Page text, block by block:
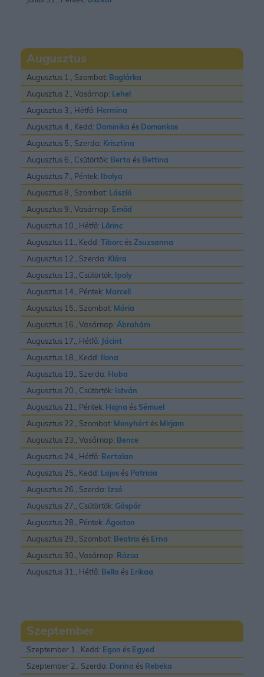
Augusztus
Augusztus 1., Szombat: Boglárka
Augusztus 2., Vasárnap: Lehel
Augusztus 3., Hétfő: Hermina
Augusztus 4., Kedd: Dominika és Domonkos
Augusztus 5., Szerda: Krisztina
Augusztus 6., Csütörtök: Berta és Bettina
Augusztus 7., Péntek: Ibolya
Augusztus 8., Szombat: László
Augusztus 9., Vasárnap: Emõd
Augusztus 10., Hétfő: Lõrinc
Augusztus 11., Kedd: Tiborc ésZsuzsanna
Augusztus 12., Szerda: Klára
Augusztus 13., Csütörtök: Ipoly
Augusztus 14., Péntek: Marcell
Augusztus 15., Szombat: Mária
Augusztus 16., Vasárnap: Ábrahám
Augusztus 17., Hétfő: Jácint
Augusztus 18., Kedd: Ilona
Augusztus 19., Szerda: Huba
Augusztus 20., Csütörtök: István
Augusztus 21., Péntek: Hajna és Sémuel
Augusztus 22., Szombat: Menyhért és Mirjam
Augusztus 23., Vasárnap: Bence
Augusztus 24., Hétfő: Bertalan
Augusztus 25., Kedd: Lajos és Patricia
Augusztus 26., Szerda: Izsó
Augusztus 27., Csütörtök: Gáspár
Augusztus 28., Péntek: Ágoston
Augusztus 29., Szombat: Beatrix és Erna
Augusztus 30., Vasárnap: Rózsa
Augusztus 31., Hétfő: Bella és Erikaa
Szeptember
Szeptember 1., Kedd: Egon és Egyed
Szeptember 2., Szerda: Dorina és Rebeka